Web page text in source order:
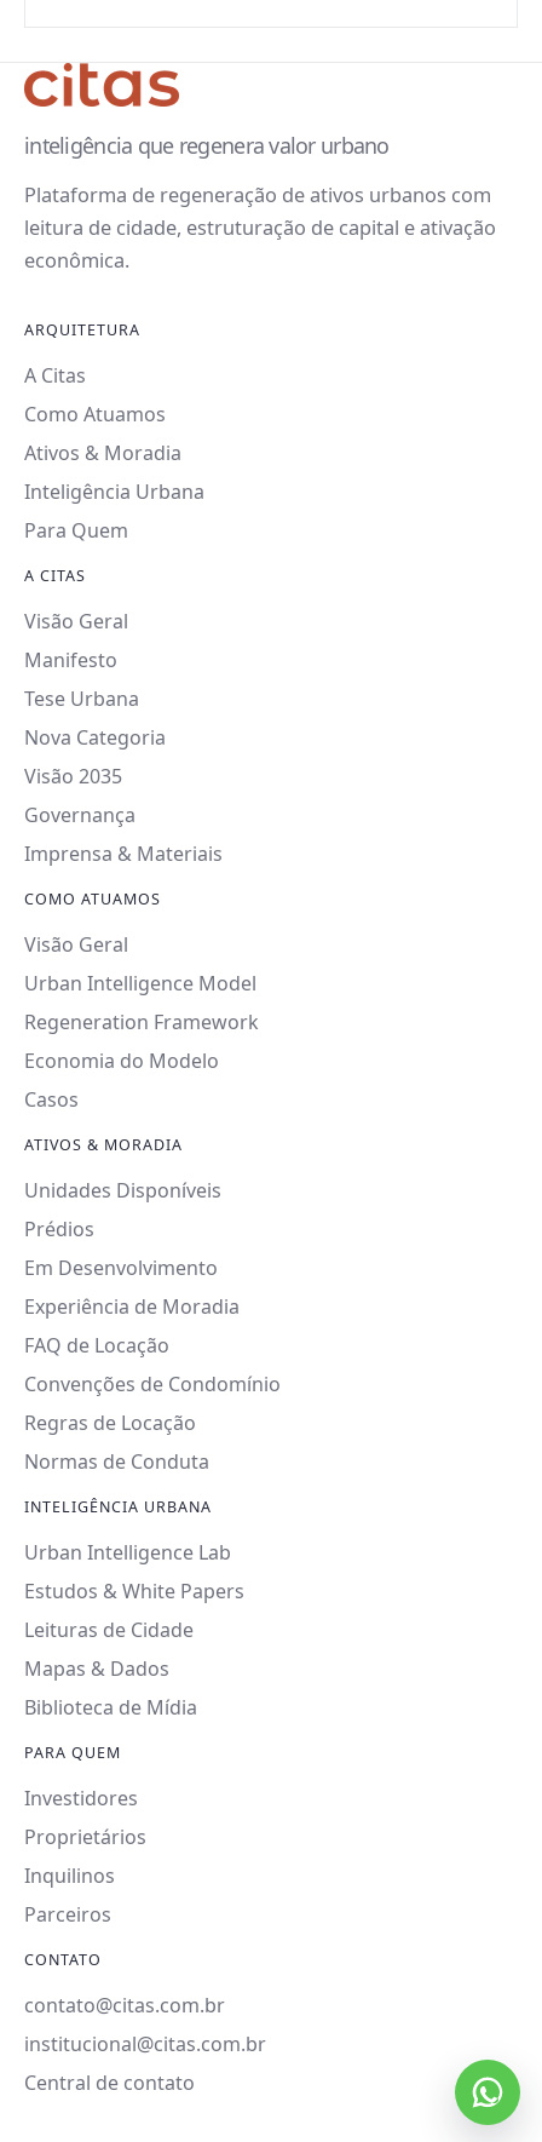
inteligência que regenera valor urbano
Plataforma de regeneração de ativos urbanos com
leitura de cidade, estruturação de capital e ativação
econômica.
ARQUITETURA
A Citas
Como Atuamos
Ativos & Moradia
Inteligência Urbana
Para Quem
A CITAS
Visão Geral
Manifesto
Tese Urbana
Nova Categoria
Visão 2035
Governança
Imprensa & Materiais
COMO ATUAMOS
Visão Geral
Urban Intelligence Model
Regeneration Framework
Economia do Modelo
Casos
ATIVOS & MORADIA
Unidades Disponíveis
Prédios
Em Desenvolvimento
Experiência de Moradia
FAQ de Locação
Convenções de Condomínio
Regras de Locação
Normas de Conduta
INTELIGÊNCIA URBANA
Urban Intelligence Lab
Estudos & White Papers
Leituras de Cidade
Mapas & Dados
Biblioteca de Mídia
PARA QUEM
Investidores
Proprietários
Inquilinos
Parceiros
CONTATO
contato@citas.com.br
institucional@citas.com.br
Central de contato